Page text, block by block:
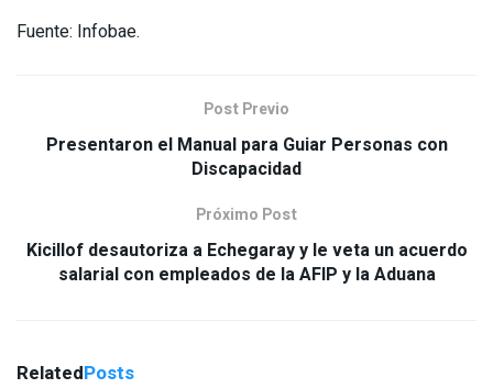
Fuente: Infobae.
Post Previo
Presentaron el Manual para Guiar Personas con
Discapacidad
Próximo Post
Kicillof desautoriza a Echegaray y le veta un acuerdo
salarial con empleados de la AFIP y la Aduana
RelatedPosts